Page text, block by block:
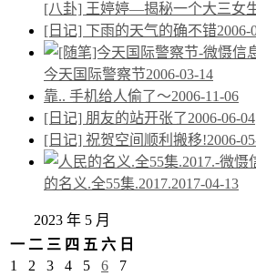
[八卦] 王婷婷—揭秘一个大三女
[日记] 下雨的天气的确不错2006-
今天国际警察节2006-03-14
靠.. 手机给人偷了～2006-11-06
[日记] 朋友的站开张了2006-06-04
[日记] 祝贺空间顺利搬移!2006-
的名义.全55集.2017.2017-04-13
2023 年 5 月
一 二 三 四 五 六 日
1
2 3 4 5 6
7